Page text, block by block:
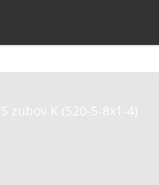
zubov K (520-5-8x1-4)